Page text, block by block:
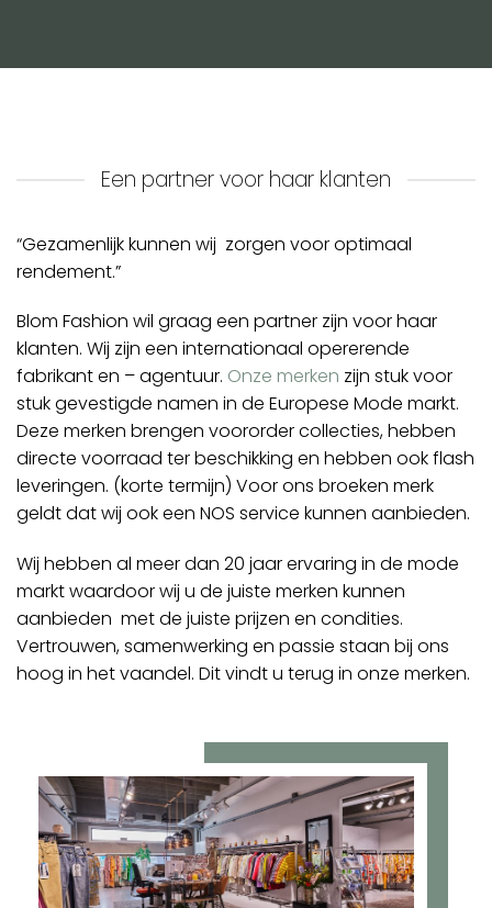
Een partner voor haar klanten
“Gezamenlijk kunnen wij zorgen voor optimaal
rendement.”
Blom Fashion wil graag een partner zijn voor haar
klanten. Wij zijn een internationaal opererende
fabrikant en – agentuur. Onze merken zijn stuk voor
stuk gevestigde namen in de Europese Mode markt.
Deze merken brengen voororder collecties, hebben
directe voorraad ter beschikking en hebben ook flash
leveringen. (korte termijn) Voor ons broeken merk
geldt dat wij ook een NOS service kunnen aanbieden.
Wij hebben al meer dan 20 jaar ervaring in de mode
markt waardoor wij u de juiste merken kunnen
aanbieden met de juiste prijzen en condities.
Vertrouwen, samenwerking en passie staan bij ons
hoog in het vaandel. Dit vindt u terug in onze merken.